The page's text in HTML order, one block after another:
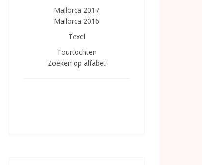
Mallorca 2017
Mallorca 2016
Texel
Tourtochten
Zoeken op alfabet